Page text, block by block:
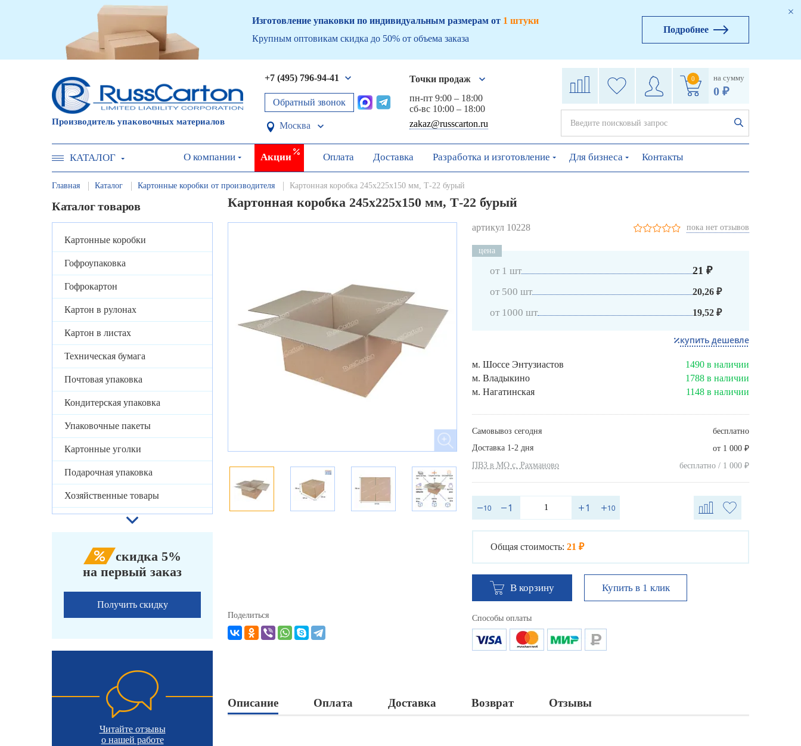
Изготовление упаковки по индивидуальным размерам от 1 штуки
Крупным оптовикам скидка до 50% от объема заказа
Подробнее
Производитель упаковочных материалов
+7 (495) 796-94-41
Обратный звонок
Москва
Точки продаж
пн-пт 9:00 – 18:00
сб-вс 10:00 – 18:00
zakaz@russcarton.ru
0 на сумму
0 ₽
КАТАЛОГ О компании Акции Оплата Доставка Разработка и изготовление Для бизнеса Контакты
Главная Каталог Картонные коробки от производителя Картонная коробка 245х225х150 мм, Т-22 бурый
Каталог товаров
Картонные коробки
Гофроупаковка
Гофрокартон
Картон в рулонах
Картон в листах
Техническая бумага
Почтовая упаковка
Кондитерская упаковка
Упаковочные пакеты
Картонные уголки
Подарочная упаковка
Хозяйственные товары
скидка 5%
на первый заказ
Получить скидку
Читайте отзывы
о нашей работе
Картонная коробка 245х225х150 мм, Т-22 бурый
артикул 10228 пока нет отзывов
цена
от 1 шт 21 ₽
от 500 шт 20,26 ₽
от 1000 шт 19,52 ₽
купить дешевле
м. Шоссе Энтузиастов
1490 в наличии
м. Владыкино
1788 в наличии
м. Нагатинская
1148 в наличии
Самовывоз сегодня
бесплатно
Доставка 1-2 дня
от 1 000 ₽
ПВЗ в МО с. Рахманово бесплатно / 1 000 ₽
Общая стоимость: 21 ₽
В корзину Купить в 1 клик
Поделиться Способы оплаты
Описание Оплата Доставка Возврат Отзывы